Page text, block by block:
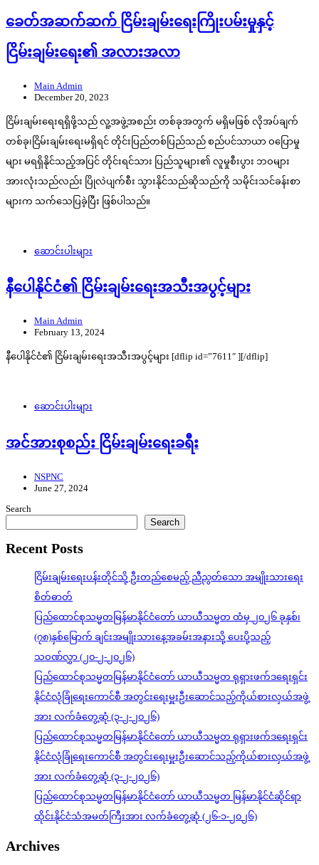
ခေတ်အဆက်ဆက် ငြိမ်းချမ်းရေးကြိုးပမ်းမှုနှင့်
ငြိမ်းချမ်းရေး၏ အလားအလာ
Main Admin
December 20, 2023
ငြိမ်းချမ်းရေးရရှိဖို့သည် လူ့အဖွဲ့အစည်း တစ်ခုအတွက် မရှိမဖြစ် လိုအပ်ချက်
တစ်ခု၊ငြိမ်းချမ်းရေးမရှိရင် တိုင်းပြည်တစ်ပြည်သည် စည်ပင်သာယာ ဝပြောမှု
များ မရရှိနိုင်သည့်အပြင် တိုင်းရင်သား ပြည်သူများ၏ လူမှုစီးပွား ဘဝများ
အားလုံးသည်လည်း ပြိုလဲပျက်စီး သွားနိုင်သည်ဆိုသည်ကို သမိုင်းသင်ခန်းစာ
များက သက်သေပြခဲ့ပြီး ဖြစ်ပါသည်။
ဆောင်းပါးများ
နီပေါနိုင်ငံ၏ ငြိမ်းချမ်းရေးအသီးအပွင့်များ
Main Admin
February 13, 2024
နီပေါနိုင်ငံ၏ ငြိမ်းချမ်းရေးအသီးအပွင့်များ [dflip id=”7611″ ][/dflip]
ဆောင်းပါးများ
အင်အားစုစည်း ငြိမ်းချမ်းရေးခရီး
NSPNC
June 27, 2024
Search
Search
Recent Posts
ငြိမ်းချမ်းရေးပန်းတိုင်သို့ ဦးတည်စေမည့် ညီညွတ်သော အမျိုးသားရေး
စိတ်ဓာတ်
ပြည်ထောင်စုသမ္မတမြန်မာနိုင်ငံတော် ယာယီသမ္မတ ထံမှ ၂၀၂၆ ခုနှစ်၊
(၇၈)နှစ်မြောက် ချင်းအမျိုးသားနေ့အခမ်းအနားသို့ ပေးပို့သည့်
သဝဏ်လွှာ (၂၀-၂-၂၀၂၆)
ပြည်ထောင်စုသမ္မတမြန်မာနိုင်ငံတော် ယာယီသမ္မတ ရုရှားဖက်ဒရေးရှင်း
နိုင်ငံလုံခြုံရေးကောင်စီ အတွင်းရေးမှူးဦးဆောင်သည့်ကိုယ်စားလှယ်အဖွဲ့
အား လက်ခံတွေ့ဆုံ (၃-၂-၂၀၂၆)
ပြည်ထောင်စုသမ္မတမြန်မာနိုင်ငံတော် ယာယီသမ္မတ ရုရှားဖက်ဒရေးရှင်း
နိုင်ငံလုံခြုံရေးကောင်စီ အတွင်းရေးမှူးဦးဆောင်သည့်ကိုယ်စားလှယ်အဖွဲ့
အား လက်ခံတွေ့ဆုံ (၃-၂-၂၀၂၆)
ပြည်ထောင်စုသမ္မတမြန်မာနိုင်ငံတော် ယာယီသမ္မတ မြန်မာနိုင်ငံဆိုင်ရာ
ထိုင်းနိုင်ငံသံအမတ်ကြီးအား လက်ခံတွေ့ဆုံ (၂၆-၁-၂၀၂၆)
Archives